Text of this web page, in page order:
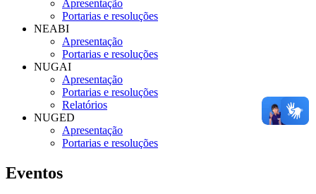
Apresentação
Portarias e resoluções
NEABI
Apresentação
Portarias e resoluções
NUGAI
Apresentação
Portarias e resoluções
Relatórios
NUGED
Apresentação
Portarias e resoluções
Eventos